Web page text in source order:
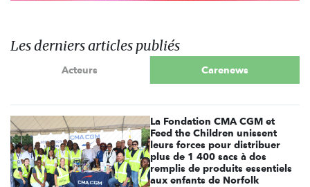
Les derniers articles publiés
Acteurs Carenews
La Fondation CMA CGM et
Feed the Children unissent
leurs forces pour distribuer
plus de 1 400 sacs à dos
remplis de produits essentiels
aux enfants de Norfolk